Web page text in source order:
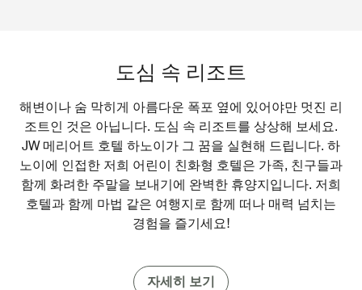
도심 속 리조트
해변이나 숨 막히게 아름다운 폭포 옆에 있어야만 멋진 리
조트인 것은 아닙니다. 도심 속 리조트를 상상해 보세요.
JW 메리어트 호텔 하노이가 그 꿈을 실현해 드립니다. 하
노이에 인접한 저희 어린이 친화형 호텔은 가족, 친구들과
함께 화려한 주말을 보내기에 완벽한 휴양지입니다. 저희
호텔과 함께 마법 같은 여행지로 함께 떠나 매력 넘치는
경험을 즐기세요!
자세히 보기